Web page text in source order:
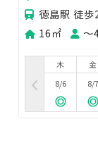
徳島駅 徒歩
16㎡
〜
木
8/6
金
8/7